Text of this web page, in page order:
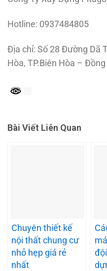
Hotline: 0937484805
Địa chỉ: Số 28 Đường Dã
Hòa, TP.Biên Hòa – Đồng
Bài Viết Liên Quan
Chuyên thiết kế
nội thất chung cư
nhỏ hẹp giá rẻ
nhất